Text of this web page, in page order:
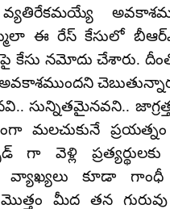
ఈ రేస్ కేసులో
పై కేసు నమోదు చేశారు.
సున్నితమైనవని..
మలచుకునే
గా వెళ్లి
వ్యాఖ్యలు కూడా
మీద తన గురువు